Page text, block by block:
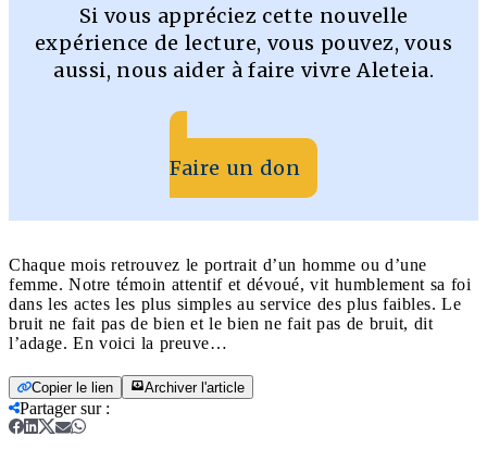
Si vous appréciez cette nouvelle
expérience de lecture, vous pouvez, vous
aussi, nous aider à faire vivre Aleteia.
Faire un don
Chaque mois retrouvez le portrait d’un homme ou d’une
femme. Notre témoin attentif et dévoué, vit humblement sa foi
dans les actes les plus simples au service des plus faibles. Le
bruit ne fait pas de bien et le bien ne fait pas de bruit, dit
l’adage. En voici la preuve…
Copier le lien Archiver l'article
Partager sur: